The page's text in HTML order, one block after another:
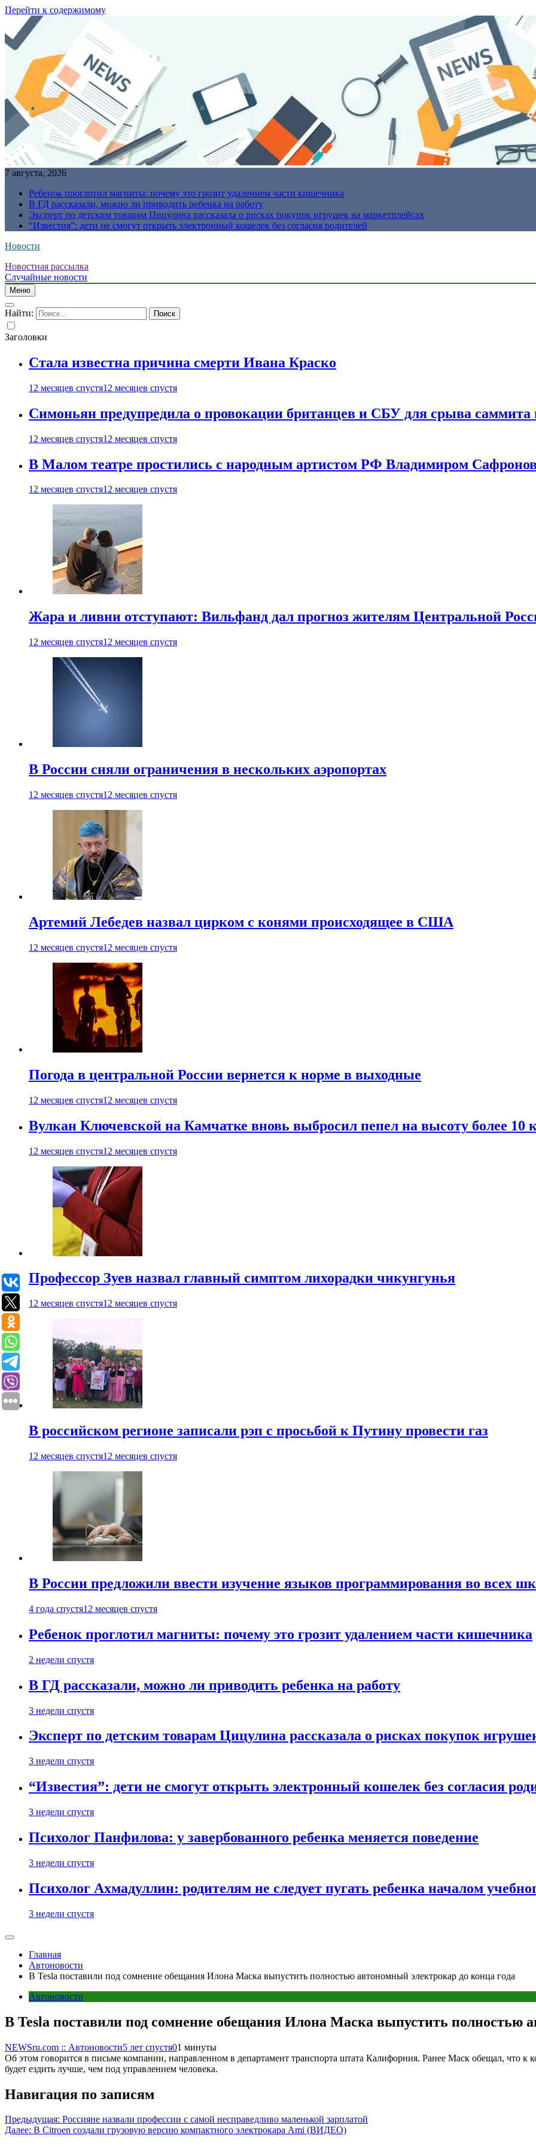
Перейти к содержимому
7 августа, 2026
Ребенок проглотил магниты: почему это грозит удалением части кишечника
В ГД рассказали, можно ли приводить ребенка на работу
Эксперт по детским товарам Цицулина рассказала о рисках покупок игрушек на маркетплейсах
“Известия”: дети не смогут открыть электронный кошелек без согласия родителей
Новости
Новостная рассылка
Случайные новости
Меню
Найти:
Заголовки
Стала известна причина смерти Ивана Краско
12 месяцев спустя12 месяцев спустя
Симоньян предупредила о провокации британцев и СБУ для срыва саммита
12 месяцев спустя12 месяцев спустя
В Малом театре простились с народным артистом РФ Владимиром
12 месяцев спустя12 месяцев спустя
Жара и ливни отступают: Вильфанд дал прогноз жителям Центральной
12 месяцев спустя12 месяцев спустя
В России сняли ограничения в нескольких аэропортах
12 месяцев спустя12 месяцев спустя
Артемий Лебедев назвал цирком с конями происходящее в США
12 месяцев спустя12 месяцев спустя
Погода в центральной России вернется к норме в выходные
12 месяцев спустя12 месяцев спустя
Вулкан Ключевской на Камчатке вновь выбросил пепел на высоту более 10
12 месяцев спустя12 месяцев спустя
Профессор Зуев назвал главный симптом лихорадки чикунгунья
12 месяцев спустя12 месяцев спустя
В российском регионе записали рэп с просьбой к Путину провести газ
12 месяцев спустя12 месяцев спустя
В России предложили ввести изучение языков программирования во всех
4 года спустя12 месяцев спустя
Ребенок проглотил магниты: почему это грозит удалением части кишечника
2 недели спустя
В ГД рассказали, можно ли приводить ребенка на работу
3 недели спустя
Эксперт по детским товарам Цицулина рассказала о рисках покупок
3 недели спустя
“Известия”: дети не смогут открыть электронный кошелек без согласия
3 недели спустя
Психолог Панфилова: у завербованного ребенка меняется поведение
3 недели спустя
Психолог Ахмадуллин: родителям не следует пугать ребенка началом
3 недели спустя
Главная
Автоновости
В Tesla поставили под сомнение обещания Илона Маска выпустить полностью автономный электрокар до конца года
Автоновости
В Tesla поставили под сомнение обещания Илона Маска выпустить полностью
NEWSru.com :: Автоновости5 лет спустя01 минуты
Об этом говорится в письме компании, направленном в департамент транспорта штата Калифорния. Ранее Маск обещал, что к
будет ездить лучше, чем под управлением человека.
Навигация по записям
Предыдущая: Россияне назвали профессии с самой несправедливо маленькой зарплатой
Далее: В Citroen создали грузовую версию компактного электрокара Ami (ВИДЕО)